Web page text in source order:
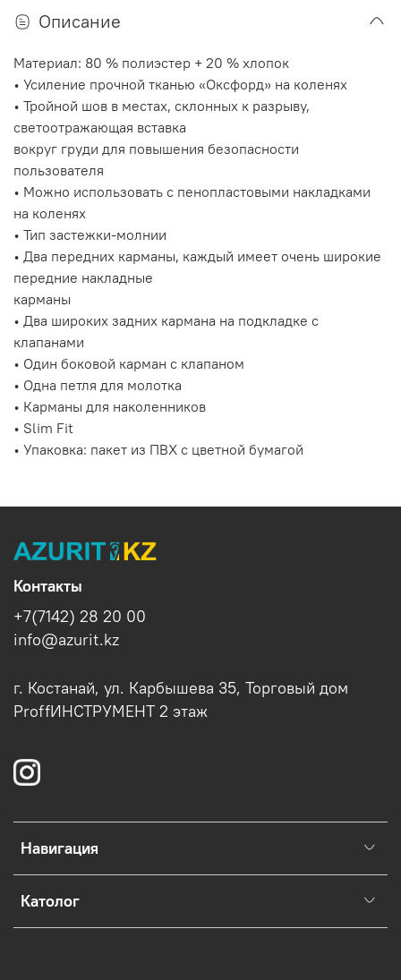
Описание
Материал: 80 % полиэстер + 20 % хлопок
• Усиление прочной тканью «Оксфорд» на коленях
• Тройной шов в местах, склонных к разрыву,
светоотражающая вставка
вокруг груди для повышения безопасности
пользователя
• Можно использовать с пенопластовыми накладками
на коленях
• Тип застежки-молнии
• Два передних карманы, каждый имеет очень широкие
передние накладные
карманы
• Два широких задних кармана на подкладке с
клапанами
• Один боковой карман с клапаном
• Одна петля для молотка
• Карманы для наколенников
• Slim Fit
• Упаковка: пакет из ПВХ с цветной бумагой
Навигация
Католог
Контакты
+7(7142) 28 20 00
info@azurit.kz
г. Костанай, ул. Карбышева 35, Торговый дом
ProffИНСТРУМЕНТ 2 этаж